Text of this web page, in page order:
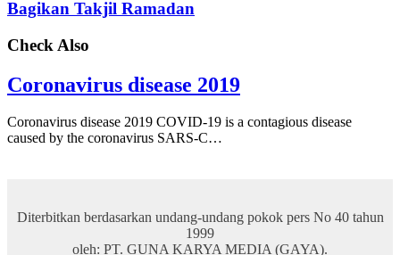
Bagikan Takjil Ramadan
Check Also
Coronavirus disease 2019
Coronavirus disease 2019 COVID-19 is a contagious disease
caused by the coronavirus SARS-C…
Diterbitkan berdasarkan undang-undang pokok pers No 40 tahun
1999
oleh: PT. GUNA KARYA MEDIA (GAYA).